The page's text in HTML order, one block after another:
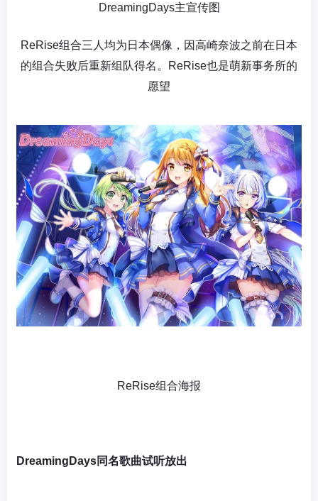
DreamingDays主宣传图
ReRise组合三人均为日本偶像，因高崎奈波之前在日本
的组合失败后重新组队得名。ReRise也是萌新事务所的
愿望
ReRise组合海报
Dreaming Days同名歌曲试听放出